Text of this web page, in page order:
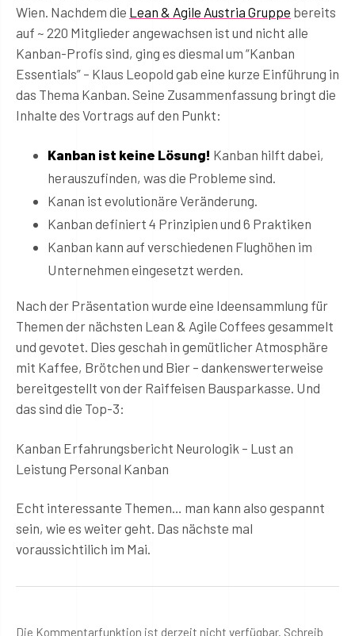
Wien. Nachdem die Lean & Agile Austria Gruppe bereits
auf ~ 220 Mitglieder angewachsen ist und nicht alle
Kanban-Profis sind, ging es diesmal um “Kanban
Essentials” – Klaus Leopold gab eine kurze Einführung in
das Thema Kanban. Seine Zusammenfassung bringt die
Inhalte des Vortrags auf den Punkt:
Kanban ist keine Lösung! Kanban hilft dabei,
herauszufinden, was die Probleme sind.
Kanan ist evolutionäre Veränderung.
Kanban definiert 4 Prinzipien und 6 Praktiken
Kanban kann auf verschiedenen Flughöhen im
Unternehmen eingesetzt werden.
Nach der Präsentation wurde eine Ideensammlung für
Themen der nächsten Lean & Agile Coffees gesammelt
und gevotet. Dies geschah in gemütlicher Atmosphäre
mit Kaffee, Brötchen und Bier – dankenswerterweise
bereitgestellt von der Raiffeisen Bausparkasse. Und
das sind die Top-3:
Kanban Erfahrungsbericht Neurologik – Lust an
Leistung Personal Kanban
Echt interessante Themen… man kann also gespannt
sein, wie es weiter geht. Das nächste mal
voraussichtilich im Mai.
Die Kommentarfunktion ist derzeit nicht verfügbar. Schreib